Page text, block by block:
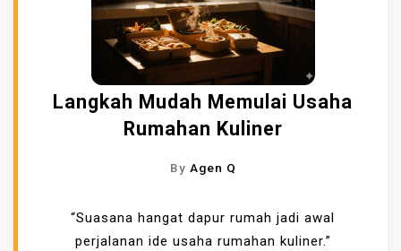
Langkah Mudah Memulai Usaha
Rumahan Kuliner
By Agen Q
“Suasana hangat dapur rumah jadi awal
perjalanan ide usaha rumahan kuliner.”